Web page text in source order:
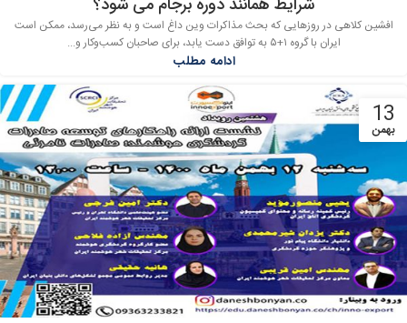
افشین کلاهی در روزهایی که بحث مذاکرات وین داغ است و به نظر می‌رسد، ممکن است
ایران با گروه ۱+۵ به توافق دست یابد، برای صاحبان کسب‌وکار و...
ادامه مطلب
13
بهمن